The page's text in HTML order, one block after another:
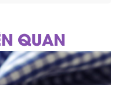
QUAN